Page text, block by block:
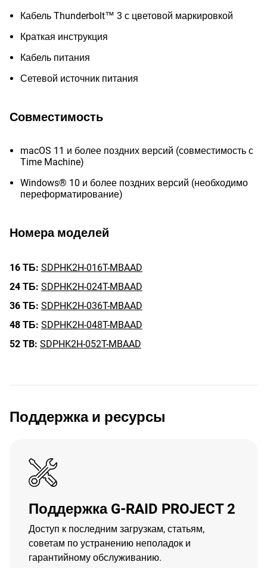
Кабель Thunderbolt™ 3 с цветовой маркировкой
Краткая инструкция
Кабель питания
Сетевой источник питания
Совместимость
macOS 11 и более поздних версий (совместимость с
Time Machine)
Windows® 10 и более поздних версий (необходимо
переформатирование)
Номера моделей
16 ТБ: SDPHK2H-016T-MBAAD
24 ТБ: SDPHK2H-024T-MBAAD
36 ТБ: SDPHK2H-036T-MBAAD
48 ТБ: SDPHK2H-048T-MBAAD
52 TB: SDPHK2H-052T-MBAAD
Поддержка и ресурсы
Поддержка G-RAID PROJECT 2
Доступ к последним загрузкам, статьям,
советам по устранению неполадок и
гарантийному обслуживанию.